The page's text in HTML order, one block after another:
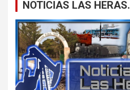
NOTICIAS LAS HERAS.